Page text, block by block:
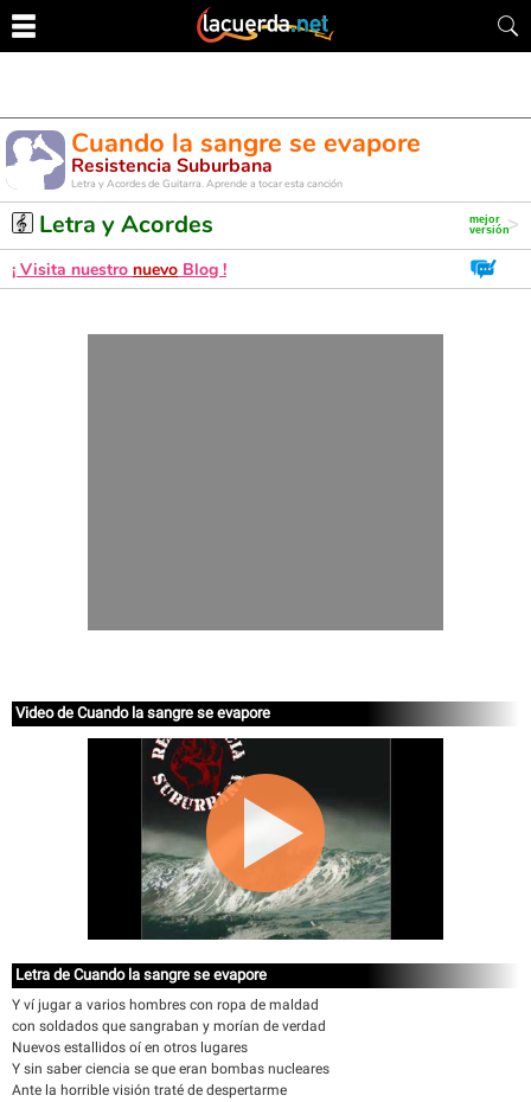
Cuando la sangre se evapore
Resistencia Suburbana
Letra y Acordes de Guitarra. Aprende a tocar esta canción
Letra y Acordes
¡ Visita nuestro nuevo Blog !
Video de Cuando la sangre se evapore
Letra de Cuando la sangre se evapore
Y ví jugar a varios hombres con ropa de maldad
con soldados que sangraban y morían de verdad
Nuevos estallidos oí en otros lugares
Y sin saber ciencia se que eran bombas nucleares
Ante la horrible visión traté de despertarme